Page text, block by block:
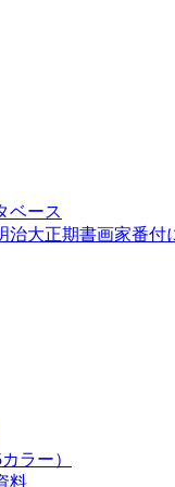
ベース
治大正期書画家番付
ラー）
料